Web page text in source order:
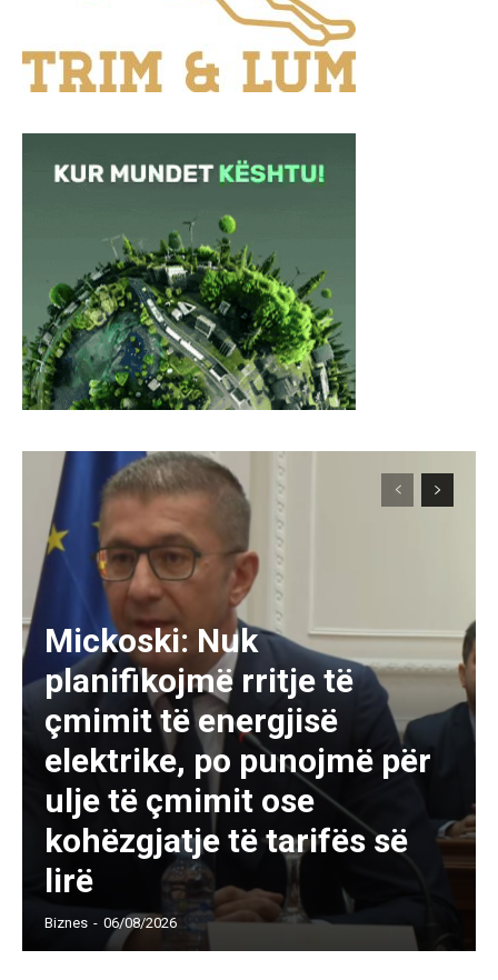
Mickoski: Nuk
planifikojmë rritje të
çmimit të energjisë
elektrike, po punojmë për
ulje të çmimit ose
kohëzgjatje të tarifës së
lirë
Biznes - 06/08/2026